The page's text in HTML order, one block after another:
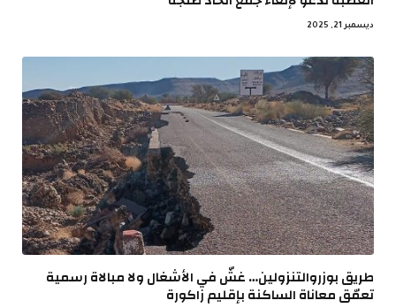
ديسمبر 21, 2025
طريق بوزروالتنزولين… غشّ في الأشغال ولا مبالاة رسمية
تعمّق معاناة الساكنة بإقليم زاكورة